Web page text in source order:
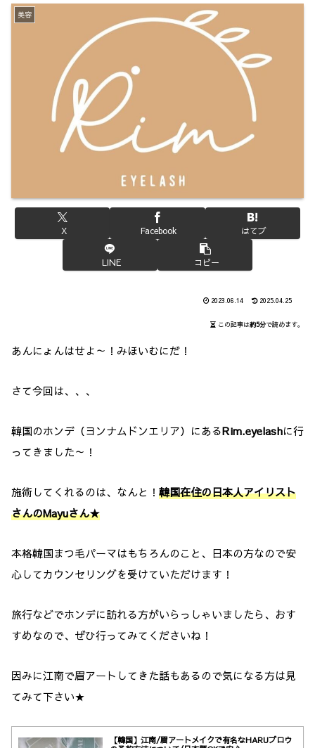
美容
X Facebook はてブ
LINE コピー
2023.06.14 2025.04.25
この記事は約5分で読めます。
あんにょんはせよ～！みほいむにだ！
さて今回は、、、
韓国のホンデ（ヨンナムドンエリア）にあるRim.eyelashに行
ってきました～！
施術してくれるのは、なんと！ 韓国在住の日本人アイリスト
さんのMayuさん★
本格韓国まつ毛パーマはもちろんのこと、日本の方なので安
心してカウンセリングを受けていただけます！
旅行などでホンデに訪れる方がいらっしゃいましたら、おす
すめなので、ぜひ行ってみてくださいね！
因みに江南で眉アートしてきた話もあるので気になる方は見
てみて下さい★
【韓国】江南/眉アートメイクで有名なHARUブロウ